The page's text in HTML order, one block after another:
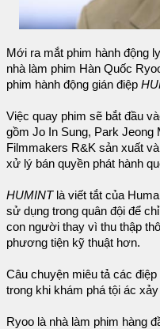
Mới ra mắt phim hành động
nhà làm phim Hàn Quốc
phim hành động gián điệp
Việc quay phim sẽ bắt đầu
gồm Jo In Sung, Park Jeong
Filmmakers R&K sản xuất
xử lý bán quyền phát hành
HUMINTlà viết tắt của
sử dụng trong quân đội để
con người thay vì thu thập
phương tiện kỹ thuật hơn.
Câu chuyện miêu tả các
trong khi khám phá tội ác
Ryoo là nhà làm phim hàng